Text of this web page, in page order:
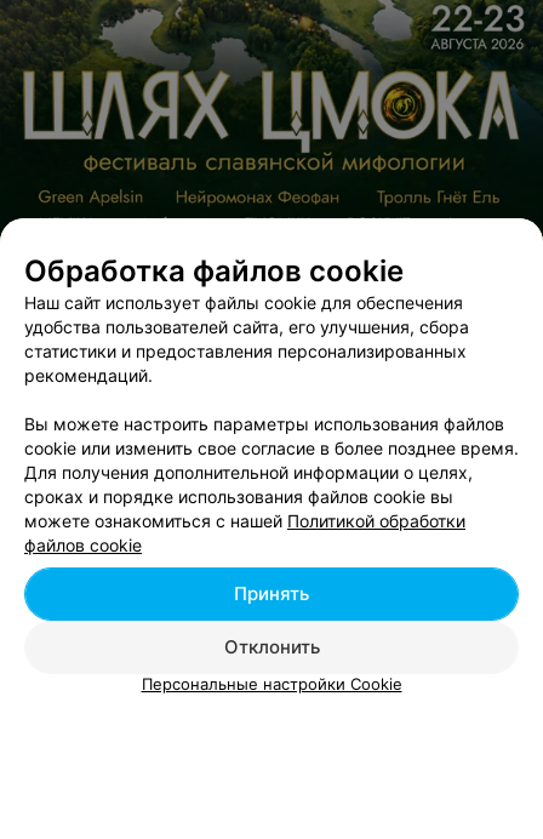
ЭФФЕКТИВНАЯ РЕКЛАМА НА САЙТЕ
Добавить компанию
Обработка файлов cookie
Наш сайт использует файлы cookie для обеспечения
удобства пользователей сайта, его улучшения, сбора
статистики и предоставления персонализированных
рекомендаций.
Вы можете настроить параметры использования файлов
cookie или изменить свое согласие в более позднее время.
Для получения дополнительной информации о целях,
сроках и порядке использования файлов cookie вы
можете ознакомиться с нашей Политикой обработки
файлов cookie
Отклонить
Принять
Персональные настройки Cookie